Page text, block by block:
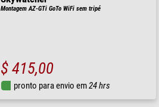
Montagem AZ-GTi GoTo WiFi sem tripé
$ 415,00
pronto para envio em24 hrs